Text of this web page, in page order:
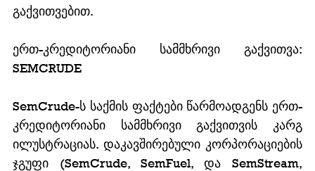
გაქვითვებით.
ერთ-კრედიტორიანი სამმხრივი გაქვითვა:
SEMCRUDE
SemCrude-ს საქმის ფაქტები წარმოადგენს ერთ-
კრედიტორიანი სამმხრივი გაქვითვის კარგ
ილუსტრაციას. დაკავშირებული კორპორაციების
ჯგუფი (SemCrude, SemFuel, და SemStream,